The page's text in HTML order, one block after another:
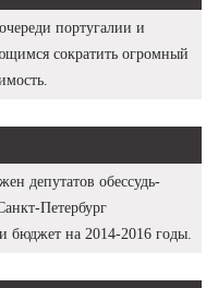
португалии и
сократить огромный
депутатов обессудь-
Петербург
бюджет на 2014-2016 годы.